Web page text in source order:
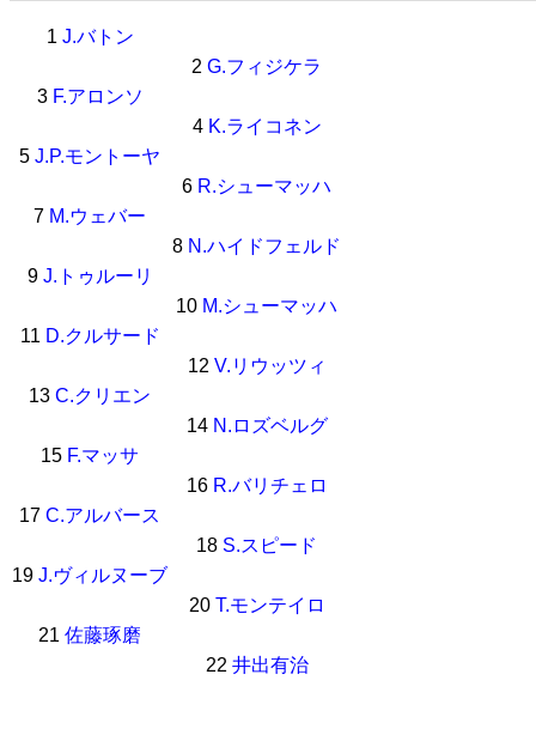
1 J.バトン
2 G.フィジケラ
3 F.アロンソ
4 K.ライコネン
5 J.P.モントーヤ
6 R.シューマッハ
7 M.ウェバー
8 N.ハイドフェルド
9 J.トゥルーリ
10 M.シューマッハ
11 D.クルサード
12 V.リウッツィ
13 C.クリエン
14 N.ロズベルグ
15 F.マッサ
16 R.バリチェロ
17 C.アルバース
18 S.スピード
19 J.ヴィルヌーブ
20 T.モンテイロ
21 佐藤琢磨
22 井出有治